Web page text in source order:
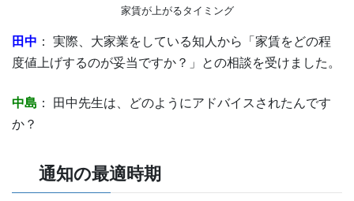
家賃が上がるタイミング
田中 ： 実際、大家業をしている知人から「家賃をどの程
度値上げするのが妥当ですか？」との相談を受けました。
中島 ： 田中先生は、どのようにアドバイスされたんです
か？
通知の最適時期